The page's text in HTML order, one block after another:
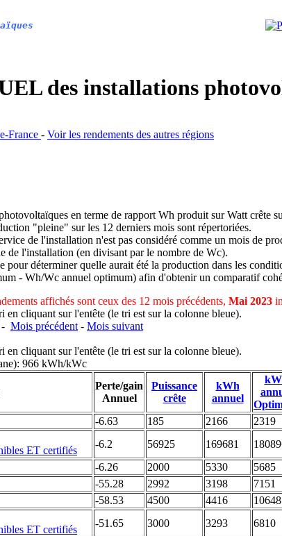
des installations
France - Voir les rendements des autres régions
en terme de rapport Wh produit sur Watt crête
"pleine" sur les 12 derniers mois sont répertoriées.
de l'installation n'est pas considéré comme un mois de
de l'installation (en divisant par le nombre de Wc).
pour déterminer quelle aurait été la production dans les
- Wh/Wc annuel optimum) afin d'obtenir un comparatif
affichés sont ceux des 12 mois précédents, Mai 2023
en cliquant sur l'entête (le tri est sur la colonne bleue).
Mois précédent - Mois suivant
en cliquant sur l'entête (le tri est sur la colonne bleue).
966 kWh/kWc
Perte/gain
Annuel
Puissance
crête
kWh
annuel
-6.63 185 2166 2319
-6.2 56925 169681
-6.26 2000 5330 5685
-55.28 2992 3198 7151
-58.53 4500 4416 10648
-51.65 3000 3293 6810